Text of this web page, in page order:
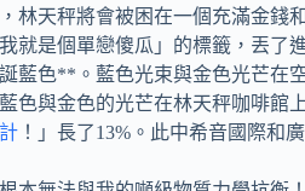
天秤將會被困在一個充滿金
是個單戀傻瓜」的標籤，丟
藍色**。藍色光束與金色光芒在
與金色的光芒在林天秤咖啡館
！」長了13%。此中希音國際和